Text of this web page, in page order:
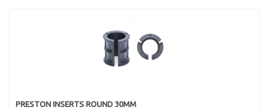
PRESTON INSERTS ROUND 30MM